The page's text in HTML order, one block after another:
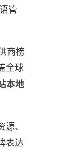
管
商榜
全球
本地
、
表达